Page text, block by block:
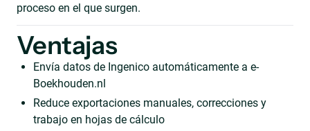
proceso en el que surgen.
Ventajas
Envía datos de Ingenico automáticamente a e-
Boekhouden.nl
Reduce exportaciones manuales, correcciones y
trabajo en hojas de cálculo